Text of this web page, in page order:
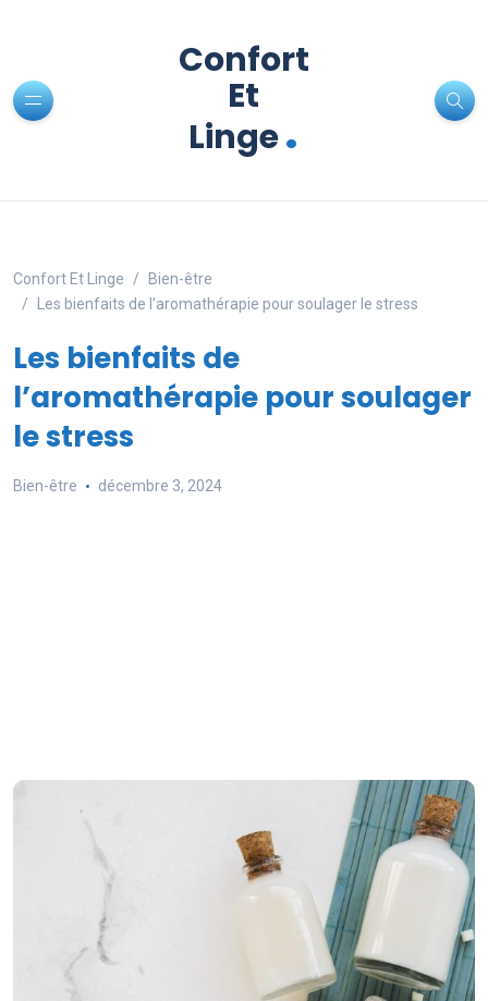
Confort
Et
Linge.
Confort Et Linge
Bien-être
Les bienfaits de l’aromathérapie pour soulager le stress
Les bienfaits de
l’aromathérapie pour soulager
le stress
Bien-être décembre 3, 2024